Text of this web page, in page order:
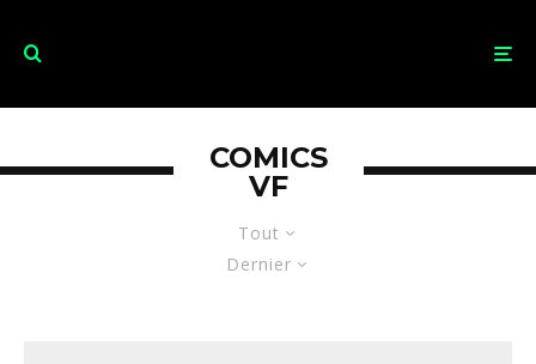
Tout
Dernier
COMICS
VF